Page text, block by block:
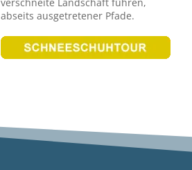
abseits ausgetretener Pfade.